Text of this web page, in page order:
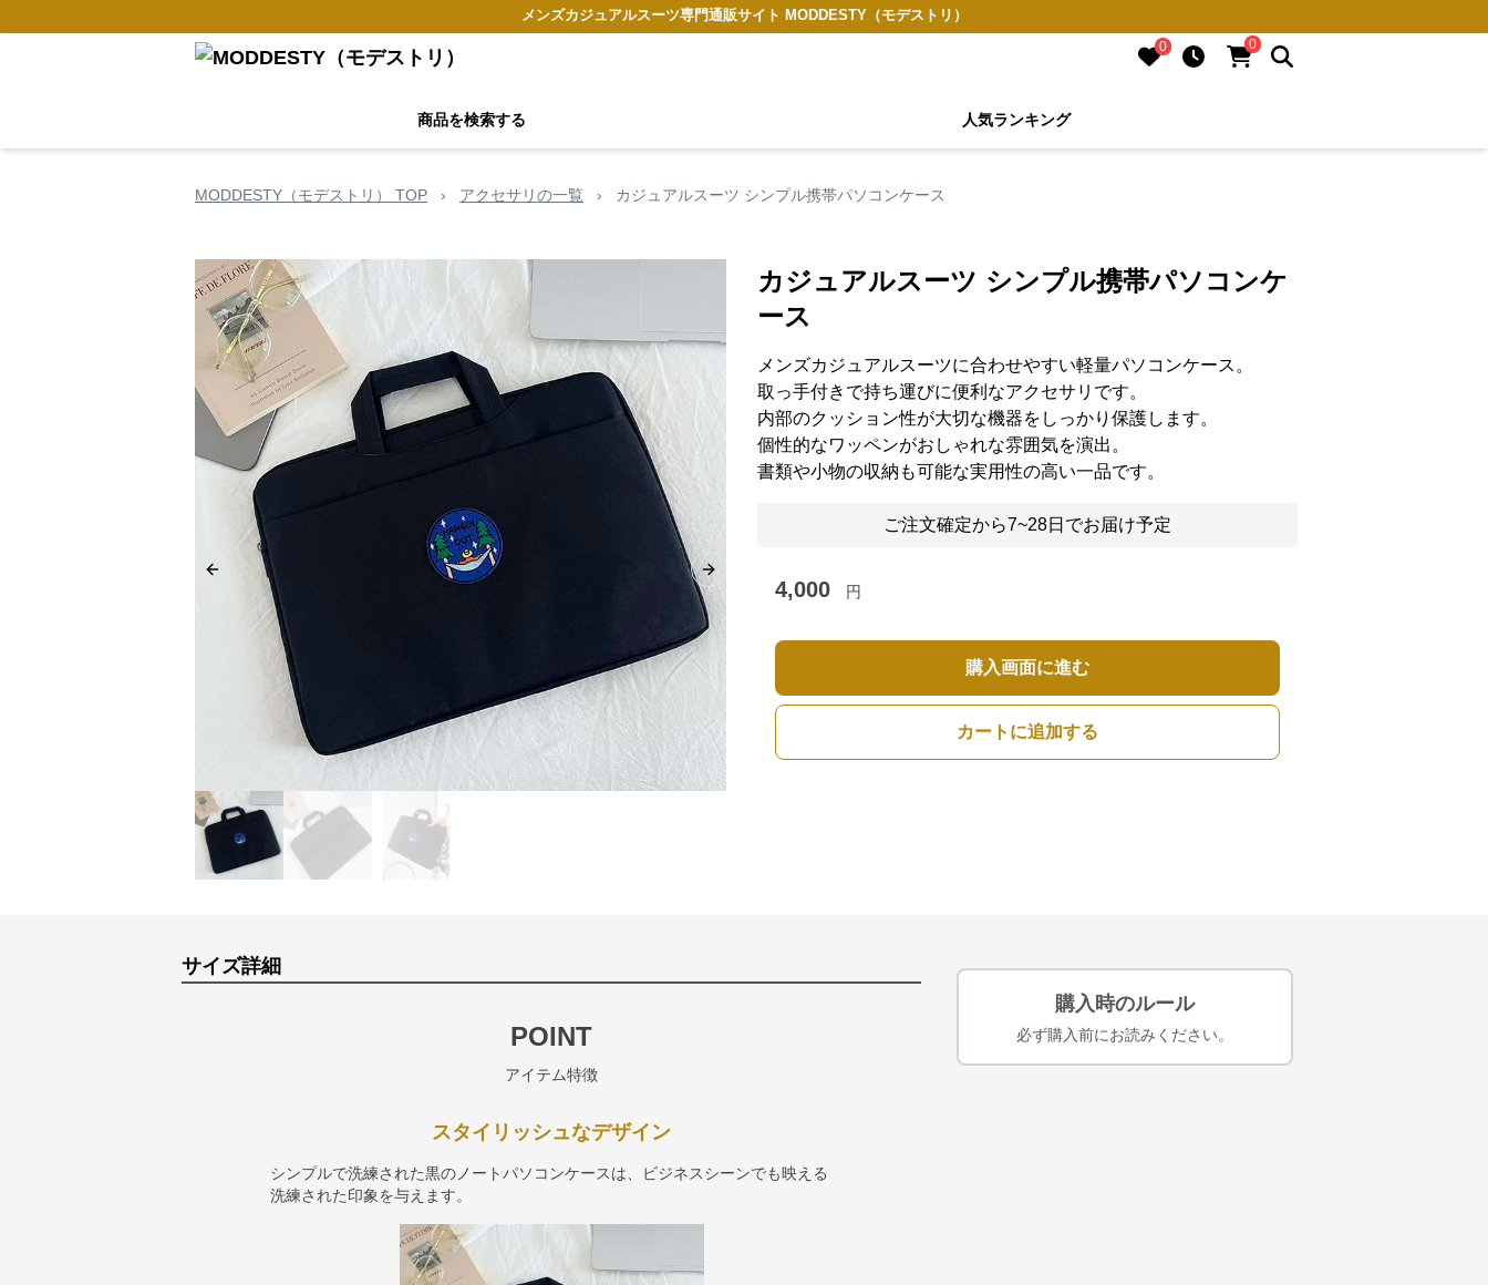
メンズカジュアルスーツ専門通販サイト MODDESTY（モデストリ）
0 0
商品を検索する 人気ランキング
MODDESTY（モデストリ） TOP › アクセサリの一覧 › カジュアルスーツ シンプル携帯パソコンケース
Previous slide Next slide
カジュアルスーツ シンプル携帯パソコンケ
ース
メンズカジュアルスーツに合わせやすい軽量パソコンケース。
取っ手付きで持ち運びに便利なアクセサリです。
内部のクッション性が大切な機器をしっかり保護します。
個性的なワッペンがおしゃれな雰囲気を演出。
書類や小物の収納も可能な実用性の高い一品です。
ご注文確定から7~28日でお届け予定
4,000 円
購入画面に進む
カートに追加する
サイズ詳細
POINT
アイテム特徴
スタイリッシュなデザイン
シンプルで洗練された黒のノートパソコンケースは、ビジネスシーンでも映える
洗練された印象を与えます。
購入時のルール
必ず購入前にお読みください。